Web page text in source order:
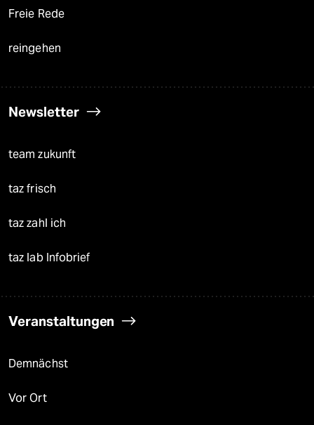
Freie Rede
reingehen
Newsletter
team zukunft
taz frisch
taz zahl ich
taz lab Infobrief
Veranstaltungen
Demnächst
Vor Ort